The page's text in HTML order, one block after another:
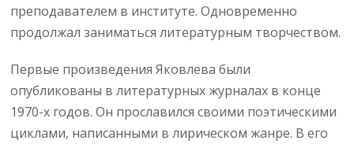
преподавателем в институте. Одновременно
продолжал заниматься литературным творчеством.
Первые произведения Яковлева были
опубликованы в литературных журналах в конце
1970-х годов. Он прославился своими поэтическими
циклами, написанными в лирическом жанре. В его